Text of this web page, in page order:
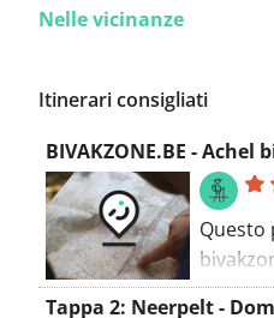
Nelle vicinanze
Itinerari consigliati
Questo
Questa